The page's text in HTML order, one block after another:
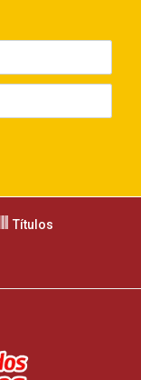
Títulos